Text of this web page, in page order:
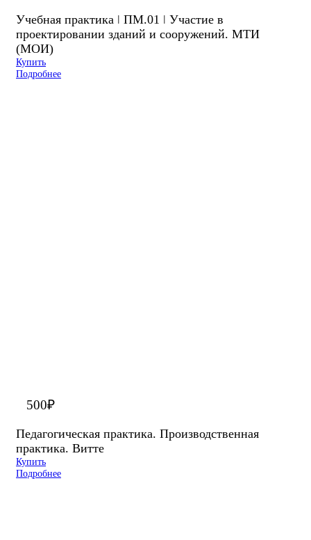
Учебная практика ǀ ПМ.01 ǀ Участие в
проектировании зданий и сооружений. МТИ
(МОИ)
Купить
Подробнее
500₽
Педагогическая практика. Производственная
практика. Витте
Купить
Подробнее